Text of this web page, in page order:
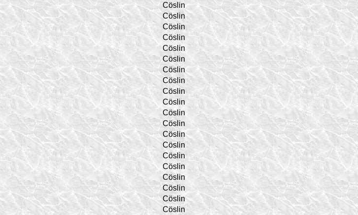
Cöslin
Cöslin
Cöslin
Cöslin
Cöslin
Cöslin
Cöslin
Cöslin
Cöslin
Cöslin
Cöslin
Cöslin
Cöslin
Cöslin
Cöslin
Cöslin
Cöslin
Cöslin
Cöslin
Cöslin